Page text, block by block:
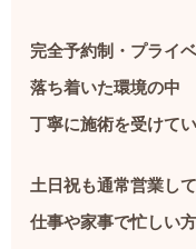
完全予約制・プライ
落ち着いた環境の中
丁寧に施術を受けて
土日祝も通常営業して
仕事や家事で忙しい